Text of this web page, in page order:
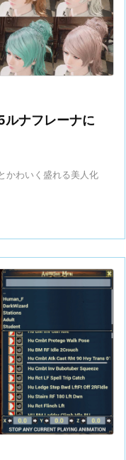
ルナフレーナに
かわいく盛れる美人化